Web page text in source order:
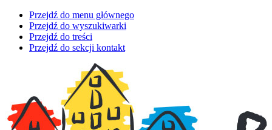
Przejdź do menu głównego
Przejdź do wyszukiwarki
Przejdź do treści
Przejdź do sekcji kontakt